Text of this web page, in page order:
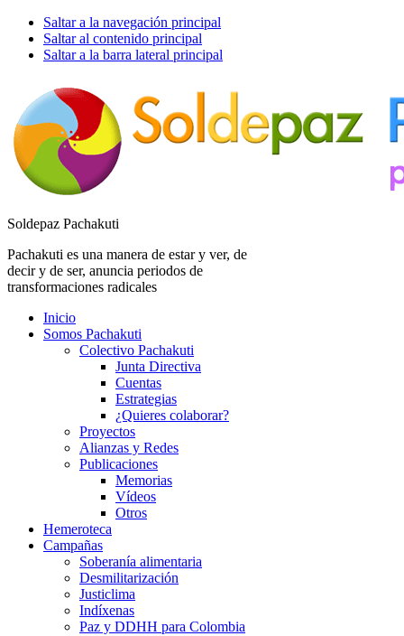
Saltar a la navegación principal
Saltar al contenido principal
Saltar a la barra lateral principal
Soldepaz Pachakuti
Pachakuti es una manera de estar y ver, de
decir y de ser, anuncia periodos de
transformaciones radicales
Inicio
Somos Pachakuti
Colectivo Pachakuti
Junta Directiva
Cuentas
Estrategias
¿Quieres colaborar?
Proyectos
Alianzas y Redes
Publicaciones
Memorias
Vídeos
Otros
Hemeroteca
Campañas
Soberanía alimentaria
Desmilitarización
Justiclima
Indíxenas
Paz y DDHH para Colombia